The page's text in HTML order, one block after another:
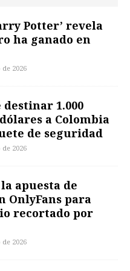
Potter’ revela
ha ganado en
de 2026
destinar 1.000
a Colombia
de seguridad
de 2026
apuesta de
OnlyFans para
recortado por
de 2026